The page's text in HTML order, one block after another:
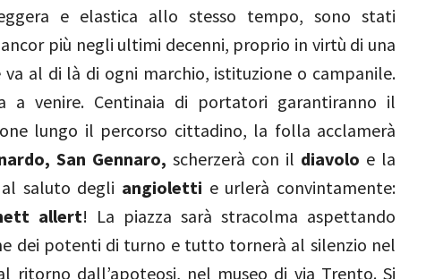
e elastica allo stesso tempo, sono stati
più negli ultimi decenni, proprio in virtù di una
al di là di ogni marchio, istituzione o campanile.
a venire. Centinaia di portatori garantiranno il
lungo il percorso cittadino, la folla acclamerà
San Gennaro, scherzerà con il diavolo e la
saluto degli angioletti e urlerà convintamente:
allert! La piazza sarà stracolma aspettando
dei potenti di turno e tutto tornerà al silenzio nel
ritorno dall’apoteosi, nel museo di via Trento. Si